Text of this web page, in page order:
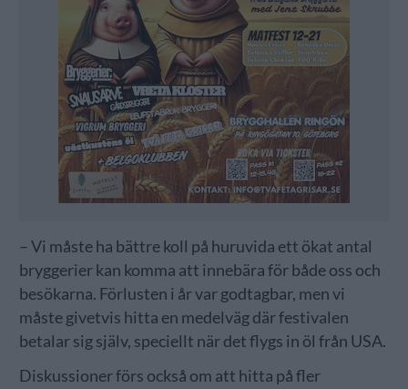
– Vi måste ha bättre koll på huruvida ett ökat antal
bryggerier kan komma att innebära för både oss och
besökarna. Förlusten i år var godtagbar, men vi
måste givetvis hitta en medelväg där festivalen
betalar sig själv, speciellt när det flygs in öl från USA.
Diskussioner förs också om att hitta på fler